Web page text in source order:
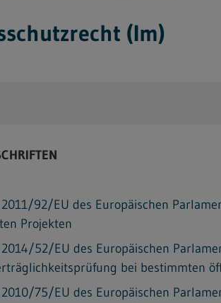
(Im)
92/EU des Europäischen
Projekten
52/EU des Europäischen
bei bestimmten
75/EU des Europäischen